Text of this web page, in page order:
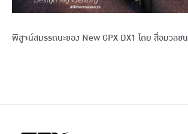
พิสูจน์สมรรถนะของ New GPX DX1 โดย สื่อมวลชน